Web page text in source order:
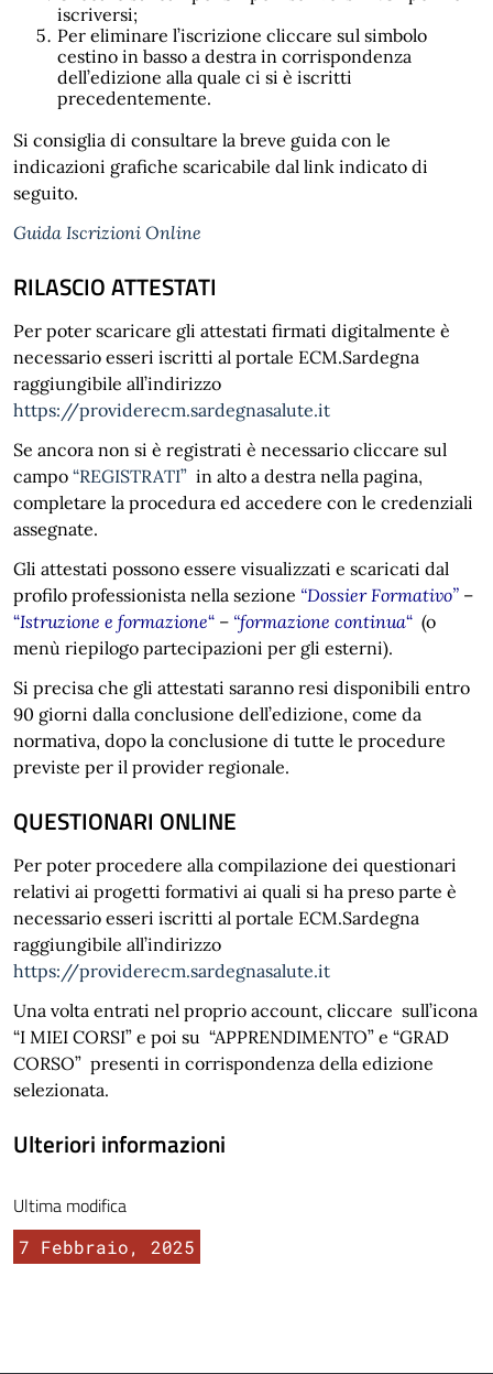
iscriversi;
Per eliminare l’iscrizione cliccare sul simbolo
cestino in basso a destra in corrispondenza
dell’edizione alla quale ci si è iscritti
precedentemente.
Si consiglia di consultare la breve guida con le
indicazioni grafiche scaricabile dal link indicato di
seguito.
Guida Iscrizioni Online
RILASCIO ATTESTATI
Per poter scaricare gli attestati firmati digitalmente è
necessario esseri iscritti al portale ECM.Sardegna
raggiungibile all’indirizzo
https://providerecm.sardegnasalute.it
Se ancora non si è registrati è necessario cliccare sul
campo “REGISTRATI” in alto a destra nella pagina,
completare la procedura ed accedere con le credenziali
assegnate.
Gli attestati possono essere visualizzati e scaricati dal
profilo professionista nella sezione “Dossier Formativo” –
“Istruzione e formazione“ – “formazione continua“ (o
menù riepilogo partecipazioni per gli esterni).
Si precisa che gli attestati saranno resi disponibili entro
90 giorni dalla conclusione dell’edizione, come da
normativa, dopo la conclusione di tutte le procedure
previste per il provider regionale.
QUESTIONARI ONLINE
Per poter procedere alla compilazione dei questionari
relativi ai progetti formativi ai quali si ha preso parte è
necessario esseri iscritti al portale ECM.Sardegna
raggiungibile all’indirizzo
https://providerecm.sardegnasalute.it
Una volta entrati nel proprio account, cliccare sull’icona
“I MIEI CORSI” e poi su “APPRENDIMENTO” e “GRAD
CORSO” presenti in corrispondenza della edizione
selezionata.
Ulteriori informazioni
Ultima modifica
7 Febbraio, 2025